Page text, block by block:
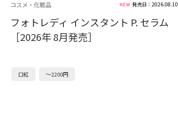
コスメ・化粧品 発売日：2026.08.10
フォトレディ インスタント P. セラム
［2026年 8月発売］
口紅 ～2200円